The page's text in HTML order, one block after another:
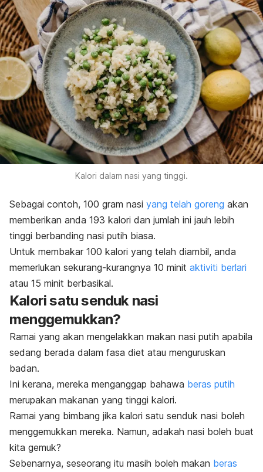
Kalori dalam nasi yang tinggi.
Sebagai contoh, 100 gram nasi yang telah goreng akan
memberikan anda 193 kalori dan jumlah ini jauh lebih
tinggi berbanding nasi putih biasa.
Untuk membakar 100 kalori yang telah diambil, anda
memerlukan sekurang-kurangnya 10 minit aktiviti berlari
atau 15 minit berbasikal.
Kalori satu senduk nasi
menggemukkan?
Ramai yang akan mengelakkan makan nasi putih apabila
sedang berada dalam fasa diet atau menguruskan
badan.
Ini kerana, mereka menganggap bahawa beras putih
merupakan makanan yang tinggi kalori.
Ramai yang bimbang jika kalori satu senduk nasi boleh
menggemukkan mereka. Namun, adakah nasi boleh buat
kita gemuk?
Sebenarnya, seseorang itu masih boleh makan beras